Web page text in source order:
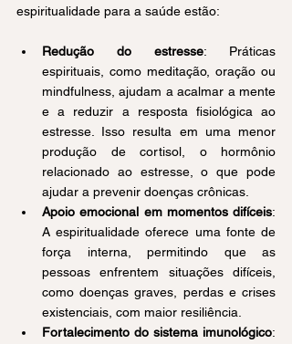
espiritualidade para a saúde estão:
Redução do estresse: Práticas
espirituais, como meditação, oração ou
mindfulness, ajudam a acalmar a mente
e a reduzir a resposta fisiológica ao
estresse. Isso resulta em uma menor
produção de cortisol, o hormônio
relacionado ao estresse, o que pode
ajudar a prevenir doenças crônicas.
Apoio emocional em momentos difíceis:
A espiritualidade oferece uma fonte de
força interna, permitindo que as
pessoas enfrentem situações difíceis,
como doenças graves, perdas e crises
existenciais, com maior resiliência.
Fortalecimento do sistema imunológico: